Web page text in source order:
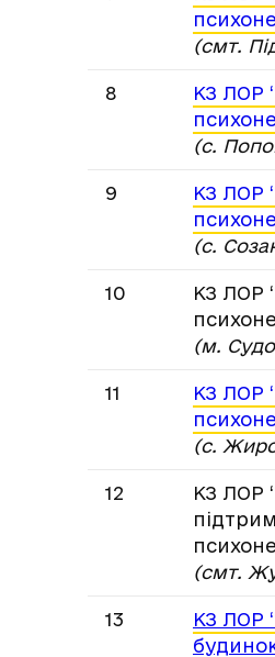
(смт.
8
КЗ ЛОР
(с.
9
КЗ ЛОР
(с.
10
КЗ ЛОР
(м.
11
КЗ ЛОР
(с.
12
КЗ ЛОР
(смт.
13
КЗ ЛОР